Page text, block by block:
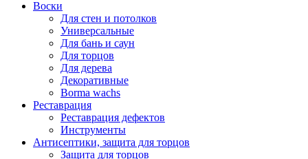
Воски
Для стен и потолков
Универсальные
Для бань и саун
Для торцов
Для дерева
Декоративные
Borma wachs
Реставрация
Реставрация дефектов
Инструменты
Антисептики, защита для торцов
Защита для торцов